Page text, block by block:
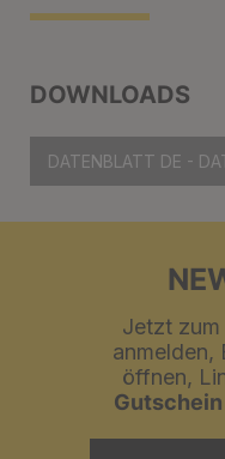
DOWNLOADS
DATENBLATT DE -
Jetzt
anmelden,
öffnen,
Gutschein